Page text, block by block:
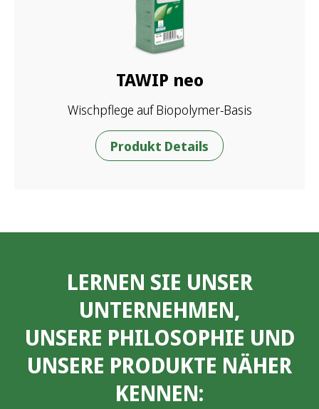
TAWIP neo
Wischpflege auf Biopolymer-Basis
Produkt Details
LERNEN SIE UNSER
UNTERNEHMEN,
UNSERE PHILOSOPHIE UND
UNSERE PRODUKTE NÄHER
KENNEN: